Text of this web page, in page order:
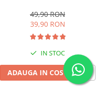
49,90 RON
39,90 RON
IN STOC
ADAUGA IN COS